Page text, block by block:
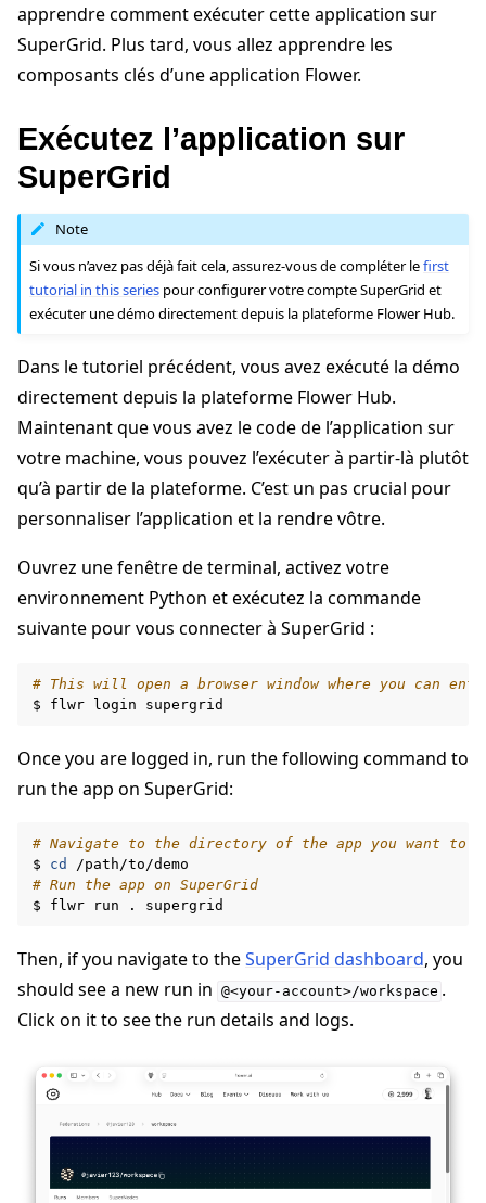
apprendre comment exécuter cette application sur
SuperGrid. Plus tard, vous allez apprendre les
composants clés d’une application Flower.
Exécutez l’application sur
SuperGrid
Note
Si vous n’avez pas déjà fait cela, assurez-vous de compléter lefirst
tutorial in this series pour configurer votre compte SuperGrid et
exécuter une démo directement depuis la plateforme Flower Hub.
Dans le tutoriel précédent, vous avez exécuté la démo
directement depuis la plateforme Flower Hub.
Maintenant que vous avez le code de l’application sur
votre machine, vous pouvez l’exécuter à partir-là plutôt
qu’à partir de la plateforme. C’est un pas crucial pour
personnaliser l’application et la rendre vôtre.
Ouvrez une fenêtre de terminal, activez votre
environnement Python et exécutez la commande
suivante pour vous connecter à SuperGrid :
# This will open a browser window where you can
$
flwr login
Once you are logged in, run the following command to
run the app on SuperGrid:
# Navigate to the directory of the app you want to
$
cd
# Run the app on SuperGrid
$
flwr run .
Then, if you navigate to theSuperGrid dashboard, you
should see a new run in @<your-account>/workspace .
Click on it to see the run details and logs.